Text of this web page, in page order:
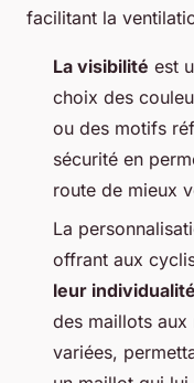
facilitant la
La visibilité est
choix des
ou des motifs
sécurité en
route de mieux
La
offrant aux
leur individualité
des maillots
variées,